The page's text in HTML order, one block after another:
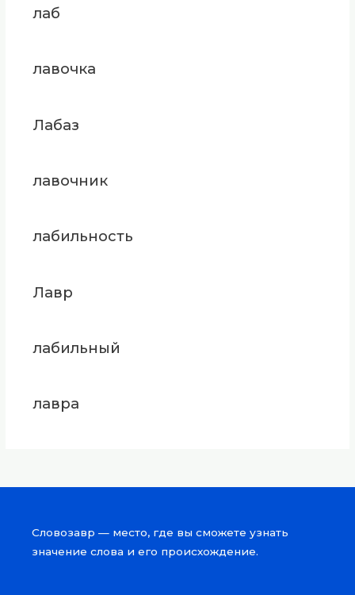
лаб
лавочка
Лабаз
лавочник
лабильность
Лавр
лабильный
лавра
Словозавр — место, где вы сможете узнать
значение слова и его происхождение.